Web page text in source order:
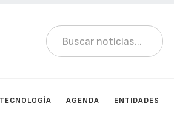
TECNOLOGÍA AGENDA ENTIDADES